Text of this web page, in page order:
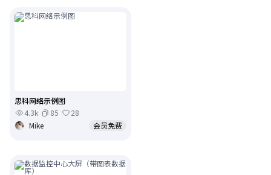
思科网络示例图
4.3k
85
28
Mike
会员免费